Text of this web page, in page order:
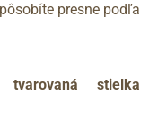
presne podľa
stielka